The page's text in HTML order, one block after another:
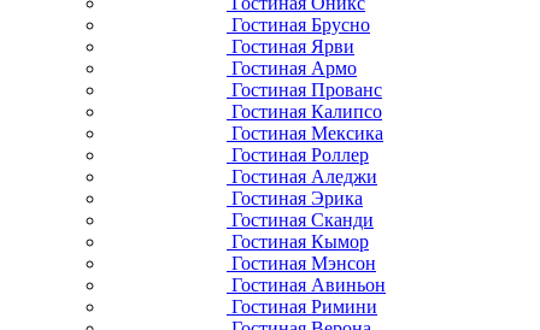
Гостиная Брусно
Гостиная Ярви
Гостиная Армо
Гостиная Прованс
Гостиная Калипсо
Гостиная Мексика
Гостиная Роллер
Гостиная Аледжи
Гостиная Эрика
Гостиная Сканди
Гостиная Кымор
Гостиная Мэнсон
Гостиная Авиньон
Гостиная Римини